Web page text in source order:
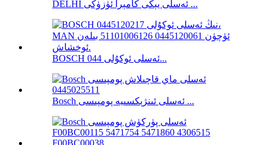
DELHI ئەسلى يېڭى كامېرا ئۈزۈكى ...
BOSCH ئەسلى ئوكۇلى 044...
Bosch ئەسلى ئىنژېكسىيە پومپىسى ...